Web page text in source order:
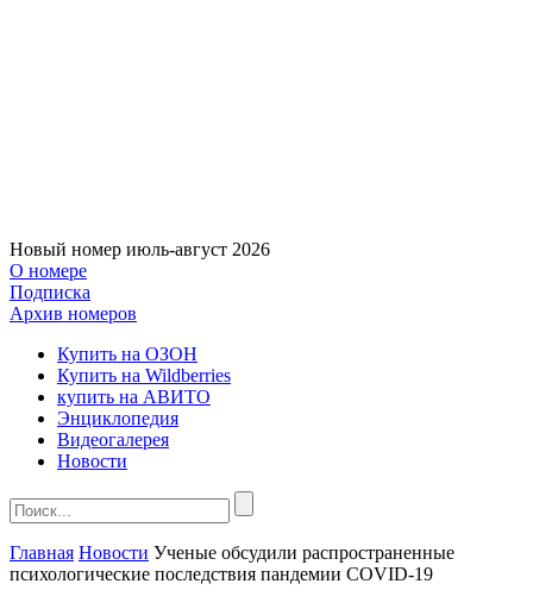
Новый номер июль-август 2026
О номере
Подписка
Архив номеров
Купить на ОЗОН
Купить на Wildberries
купить на АВИТО
Энциклопедия
Видеогалерея
Новости
Главная Новости Ученые обсудили распространенные
психологические последствия пандемии COVID-19